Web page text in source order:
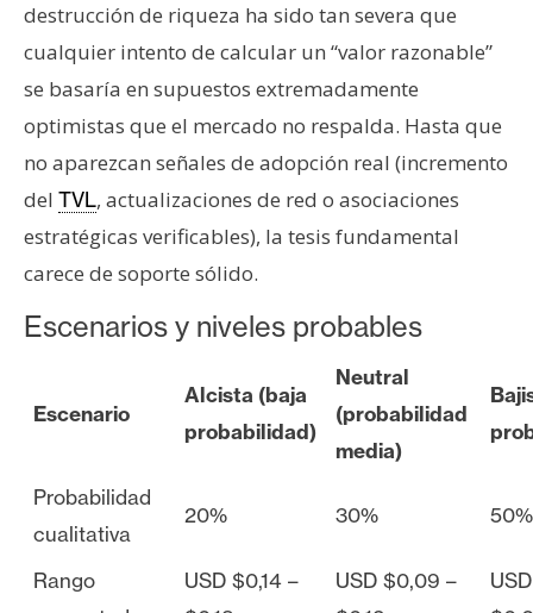
destrucción de riqueza ha sido tan severa que
cualquier intento de calcular un “valor razonable”
se basaría en supuestos extremadamente
optimistas que el mercado no respalda. Hasta que
no aparezcan señales de adopción real (incremento
del TVL, actualizaciones de red o asociaciones
estratégicas verificables), la tesis fundamental
carece de soporte sólido.
Escenarios y niveles probables
Escenario
Alcista (baja
probabilidad)
Neutral
(probabilidad
media)
Probabilidad
cualitativa
20% 30% 50%
Rango
USD $0,14 –
USD $0,09 –